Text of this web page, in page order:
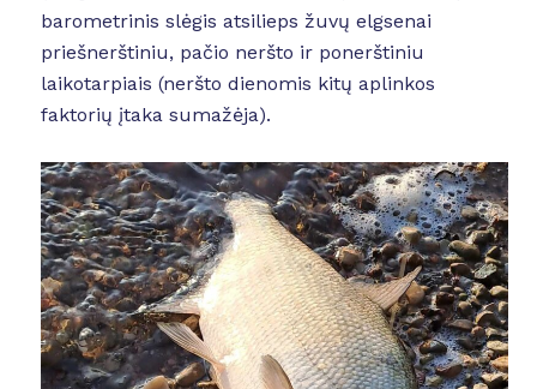
barometrinis slėgis atsilieps žuvų elgsenai
priešnerštiniu, pačio neršto ir ponerštiniu
laikotarpiais (neršto dienomis kitų aplinkos
faktorių įtaka sumažėja).